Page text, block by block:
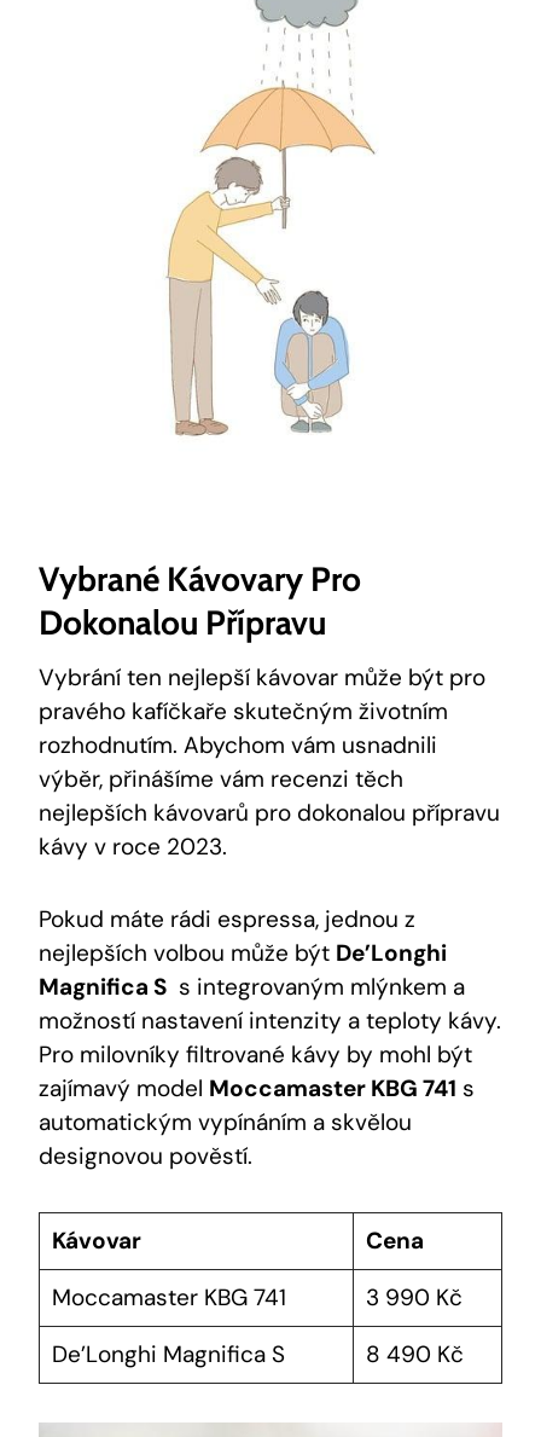
Vybrané Kávovary Pro
Dokonalou Přípravu
Vybrání ​ten nejlepší⁣ kávovar⁤ může být pro
pravého kafíčkaře skutečným ⁢životním
rozhodnutím. Abychom ‌vám usnadnili
výběr, přinášíme vám recenzi těch
nejlepších ⁢kávovarů pro dokonalou ‍přípravu
kávy v roce 2023.
Pokud máte rádi espressa, jednou z⁣
nejlepších volbou může⁢ být De’Longhi
‌Magnifica S ‌ s ‍integrovaným mlýnkem ​a
možností nastavení intenzity‌ a teploty⁣ kávy.
Pro milovníky filtrované kávy by‌ mohl být
zajímavý model​ Moccamaster KBG 741 s
automatickým vypínáním a ​skvělou
designovou pověstí.‍
Kávovar
Cena
Moccamaster‍ KBG 741
3 990 Kč
De’Longhi ⁢Magnifica⁤ S
8 ‌490 Kč